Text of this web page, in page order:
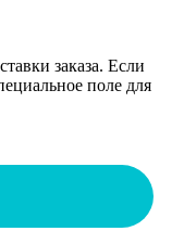
заказа. Если
поле для